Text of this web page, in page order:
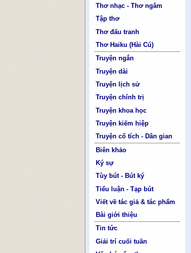
Thơ nhạc - Thơ ngâm
Tập thơ
Thơ đấu tranh
Thơ Haiku (Hài Cú)
Truyện ngắn
Truyện dài
Truyện lịch sử
Truyện chính trị
Truyện khoa học
Truyện kiếm hiệp
Truyện cổ tích - Dân gian
Biên khảo
Ký sự
Tùy bút - Bút ký
Tiểu luận - Tạp bút
Viết về tác giả & tác phẩm
Bài giới thiệu
Tin tức
Giải trí cuối tuần